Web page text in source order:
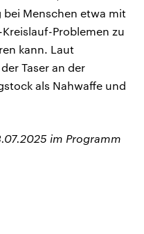
Menschen etwa mit
Problemen zu
kann. Laut
Taser an der
als Nahwaffe und
im Programm